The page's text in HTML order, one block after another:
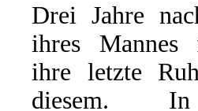
Drei Jahre
ihres Mannes
ihre letzte
diesem.